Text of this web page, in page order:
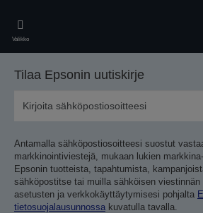
main
content
Valikko
Tilaa Epsonin uutiskirje
Antamalla sähköpostiosoitteesi suostut
markkinointiviestejä, mukaan lukien
Epsonin tuotteista, tapahtumista,
sähköpostitse tai muilla sähköisen
asetusten ja verkkokäyttäytymisesi pohjalta
tietosuojalausunnossa kuvatulla tavalla.